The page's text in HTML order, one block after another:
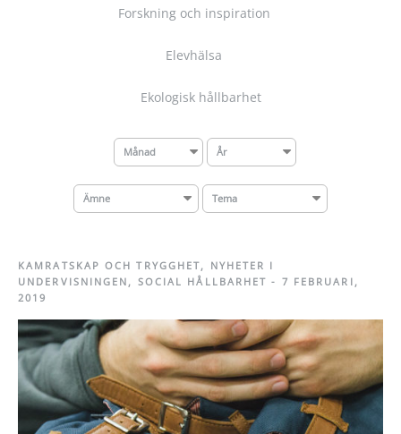
Forskning och inspiration
Elevhälsa
Ekologisk hållbarhet
Månad År
Ämne Tema
KAMRATSKAP OCH TRYGGHET,
NYHETER I
UNDERVISNINGEN , SOCIAL HÅLLBARHET - 7 FEBRUARI,
2019